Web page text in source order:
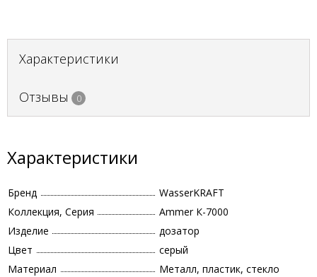
Характеристики
Отзывы 0
Характеристики
Бренд
WasserKRAFT
Коллекция, Серия
Ammer К-7000
Изделие
дозатор
Цвет
серый
Материал
Металл, пластик, стекло